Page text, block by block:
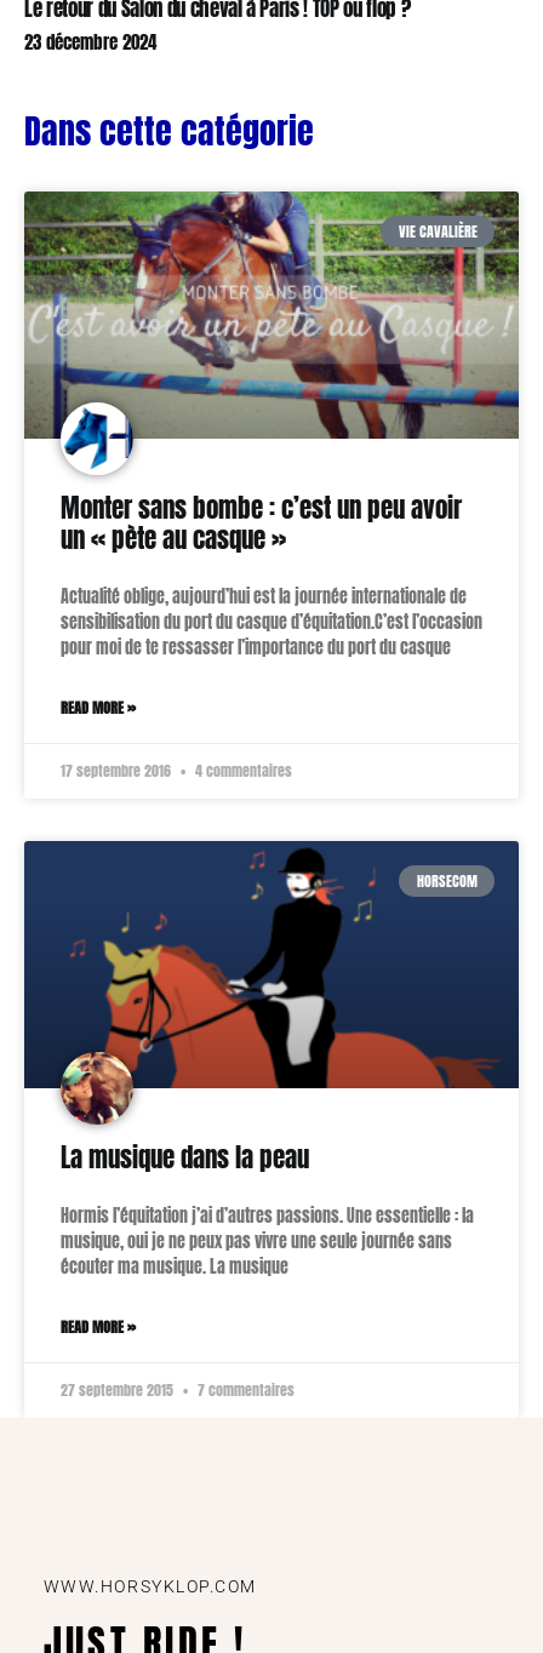
Le retour du Salon du cheval à Paris ! TOP ou flop ?
23 décembre 2024
Dans cette catégorie
VIE CAVALIÈRE
Monter sans bombe : c’est un peu avoir
un « pète au casque »
Actualité oblige, aujourd’hui est la journée internationale de
sensibilisation du port du casque d’équitation.C’est l’occasion
pour moi de te ressasser l’importance du port du casque
READ MORE »
17 septembre 2016 4 commentaires
HORSECOM
La musique dans la peau
Hormis l’équitation j’ai d’autres passions. Une essentielle : la
musique, oui je ne peux pas vivre une seule journée sans
écouter ma musique. La musique
READ MORE »
27 septembre 2015 7 commentaires
WWW.HORSYKLOP.COM